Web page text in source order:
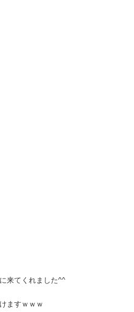
来てくれました^^
ますｗｗｗ